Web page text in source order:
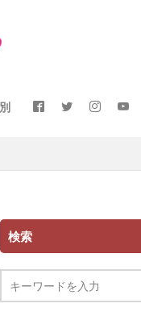
検索